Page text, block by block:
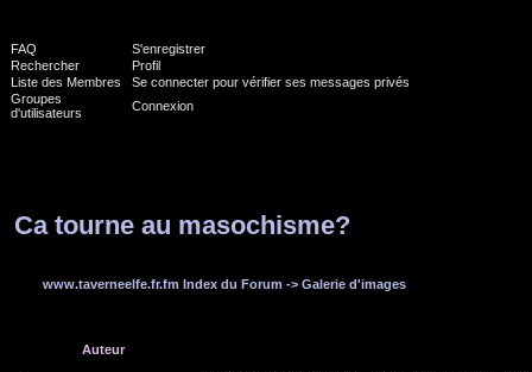
FAQ
S'enregistrer
Rechercher
Profil
Liste des Membres
Se connecter pour vérifier ses messages privés
Groupes
d'utilisateurs
Connexion
Ca tourne au masochisme?
www.taverneelfe.fr.fm Index du Forum -> Galerie d'images
Auteur